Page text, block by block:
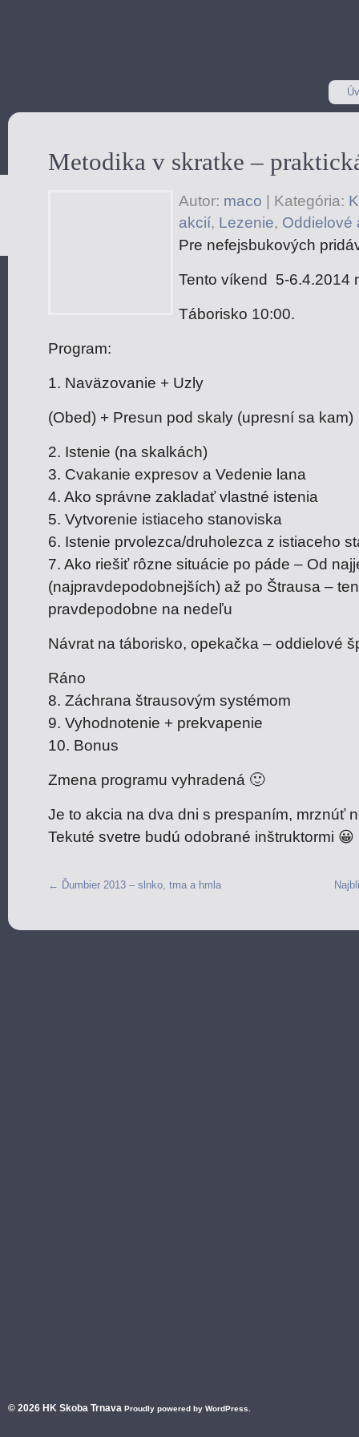
Metodika v skratke –
Autor: maco | Kategória:
akcií, Lezenie, Oddielové
Pre nefejsbukových
Tento víkend 5-6.4.2014
Táborisko 10:00.
Program:
1. Naväzovanie + Uzly
(Obed) + Presun pod skaly (upresní sa kam)
2. Istenie (na skalkách)
3. Cvakanie expresov a Vedenie lana
4. Ako správne zakladať vlastné istenia
5. Vytvorenie istiaceho stanoviska
6. Istenie prvolezca/druholezca z istiaceho
7. Ako riešiť rôzne situácie po páde – Od
(najpravdepodobnejších) až po Štrausa –
pravdepodobne na nedeľu
Návrat na táborisko, opekačka – oddielové
Ráno
8. Záchrana štrausovým systémom
9. Vyhodnotenie + prekvapenie
10. Bonus
Zmena programu vyhradená 🙂
Je to akcia na dva dni s prespaním, mrznúť
Tekuté svetre budú odobrané inštruktormi 😀
← Ďumbier 2013 – slnko, tma a hmla
© 2026 HK Skoba Trnava Proudly powered by WordPress.